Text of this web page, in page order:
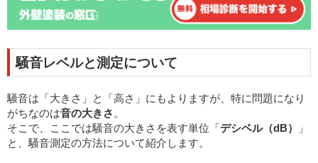
騒音レベルと測定について
騒音は「大きさ」と「高さ」にもよりますが、特に問題になり
がちなのは音の大きさ 。
そこで、ここでは騒音の大きさを表す単位「デシベル（dB）
」
と、騒音測定の方法について紹介します。